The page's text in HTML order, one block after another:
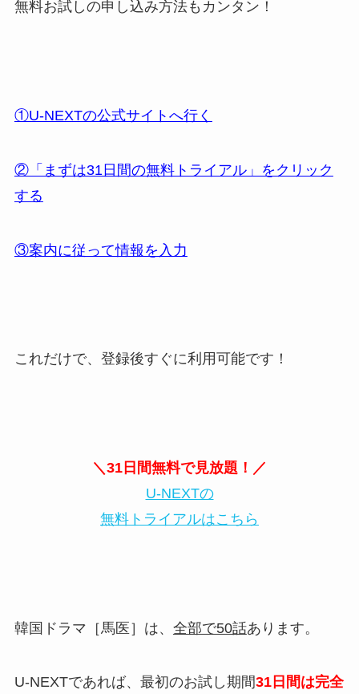
無料お試しの申し込み方法もカンタン！
①U-NEXTの公式サイトへ行く
②「まずは31日間の無料トライアル」をクリック
する
③案内に従って情報を入力
これだけで、登録後すぐに利用可能です！
＼31日間無料で見放題！／
U-NEXTの
無料トライアルはこちら
韓国ドラマ［馬医］は、 全部で50話あります。
U-NEXTであれば、最初のお試し期間31日間は完全